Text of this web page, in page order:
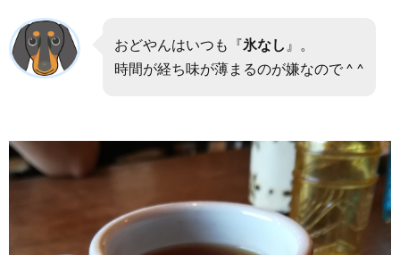
おどやんはいつも『氷なし 』。
時間が経ち味が薄まるのが嫌なので ^ ^